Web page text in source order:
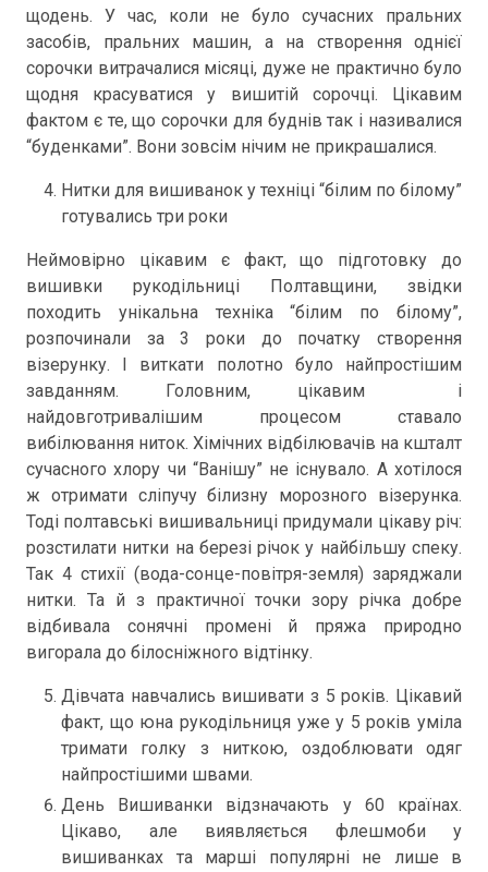
щодень. У час, коли не було сучасних пральних
засобів, пральних машин, а на створення однієї
сорочки витрачалися місяці, дуже не практично було
щодня красуватися у вишитій сорочці. Цікавим
фактом є те, що сорочки для буднів так і називалися
“буденками”. Вони зовсім нічим не прикрашалися.
Нитки для вишиванок у техніці “білим по білому”
готувались три роки
Неймовірно цікавим є факт, що підготовку до
вишивки рукодільниці Полтавщини, звідки
походить унікальна техніка “білим по білому”,
розпочинали за 3 роки до початку створення
візерунку. І виткати полотно було найпростішим
завданням. Головним, цікавим і
найдовготривалішим процесом ставало
вибілювання ниток. Хімічних відбілювачів на кшталт
сучасного хлору чи “Ванішу” не існувало. А хотілося
ж отримати сліпучу білизну морозного візерунка.
Тоді полтавські вишивальниці придумали цікаву річ:
розстилати нитки на березі річок у найбільшу спеку.
Так 4 стихії (вода-сонце-повітря-земля) заряджали
нитки. Та й з практичної точки зору річка добре
відбивала сонячні промені й пряжа природно
вигорала до білосніжного відтінку.
Дівчата навчались вишивати з 5 років. Цікавий
факт, що юна рукодільниця уже у 5 років уміла
тримати голку з ниткою, оздоблювати одяг
найпростішими швами.
День Вишиванки відзначають у 60 країнах.
Цікаво, але виявляється флешмоби у
вишиванках та марші популярні не лише в